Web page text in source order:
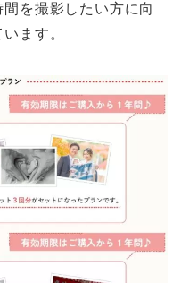
を撮影したい方に向
ます。